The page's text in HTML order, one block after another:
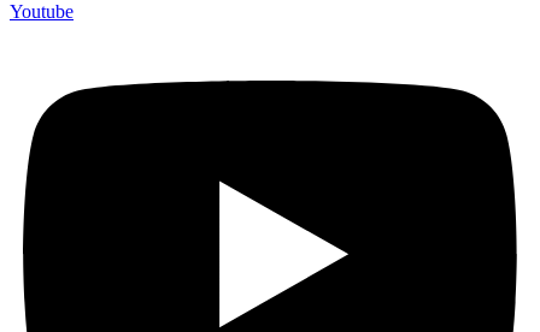
Youtube